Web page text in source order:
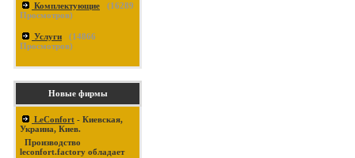
Комплектующие (16289
Просмотров)
Услуги (14866
Просмотров)
Новые фирмы
LeConfort - Киевская,
Украина, Киев.
Производство
leconfort.factory обладает